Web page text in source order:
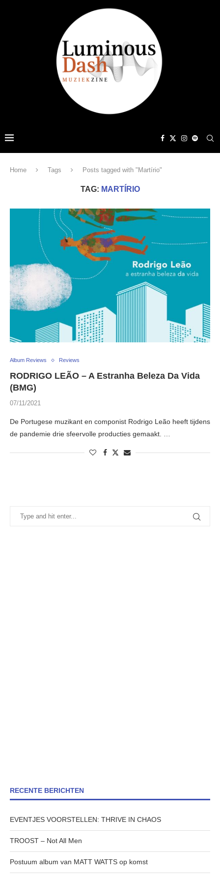
Home Tags Posts tagged with "Martírio"
TAG: MARTÍRIO
Album Reviews Reviews
RODRIGO LEÃO – A Estranha Beleza Da Vida
(BMG)
07/11/2021
De Portugese muzikant en componist Rodrigo Leão heeft tijdens
de pandemie drie sfeervolle producties gemaakt. …
RECENTE BERICHTEN
EVENTJES VOORSTELLEN: THRIVE IN CHAOS
TROOST – Not All Men
Postuum album van MATT WATTS op komst